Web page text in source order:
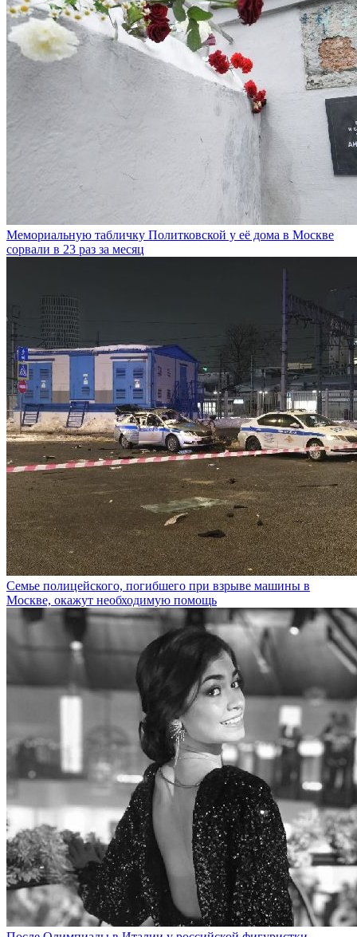
Мемориальную табличку Политковской у её дома в Москве
сорвали в 23 раз за месяц
Семье полицейского, погибшего при взрыве машины в
Москве, окажут необходимую помощь